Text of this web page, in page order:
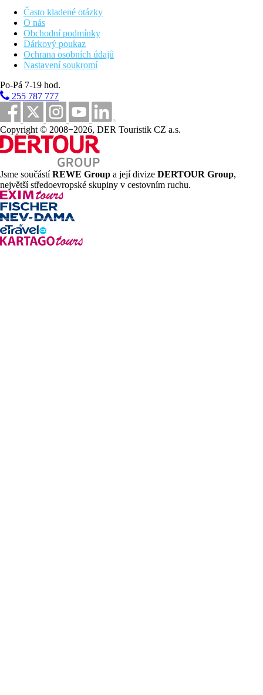
individuálně ovládaná klimatizace
sat TV
minibar (za poplatek)
trezor (zdarma)
Wi-Fi (zdarma)
vlastní sociální zařízení (koupelna, vysoušeč vlasů, WC)
balkon nebo terasa
Ostatní typy pokojů (pokud není uvedeno jinak, mají
pokoje výše uvedené vybavení)
Coral Signature Dvoulůžkový pokoj , Výhled moře:
výhled na moře
Coral Signature Dvoulůžkový pokoj , Beach front:
nejblíže k pláži
Popis pláže
písčitá
lehátka, slunečníky a osušky zdarma
V blízkosti nejdelší pláž ostrova, Mont Choisy, se nachází
jižně od zálivu Grand Baie, mezi Trou aux
pískem, lemovaná přesličníky.
Často kladené otázky
O nás
Obchodní podmínky
Dárkový poukaz
Ochrana osobních údajů
Nastavení soukromí
Po-Pá 7-19 hod.
255 787 777
Copyright © 2008−2026, DER Touristik CZ a.s.
Jsme součástíREWE Group a její divize DERTOUR Group,
největší středoevropské skupiny v cestovním ruchu.